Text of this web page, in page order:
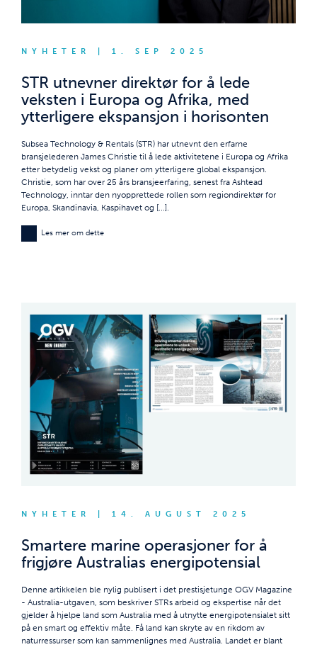
NYHETER | 1. SEP 2025
STR utnevner direktør for å lede
veksten i Europa og Afrika, med
ytterligere ekspansjon i horisonten
Subsea Technology & Rentals (STR) har utnevnt den erfarne
bransjelederen James Christie til å lede aktivitetene i Europa og Afrika
etter betydelig vekst og planer om ytterligere global ekspansjon.
Christie, som har over 25 års bransjeerfaring, senest fra Ashtead
Technology, inntar den nyopprettede rollen som regiondirektør for
Europa, Skandinavia, Kaspihavet og [...].
Les mer om dette
NYHETER | 14. AUGUST 2025
Smartere marine operasjoner for å
frigjøre Australias energipotensial
Denne artikkelen ble nylig publisert i det prestisjetunge OGV Magazine
- Australia-utgaven, som beskriver STRs arbeid og ekspertise når det
gjelder å hjelpe land som Australia med å utnytte energipotensialet sitt
på en smart og effektiv måte. Få land kan skryte av en rikdom av
naturressurser som kan sammenlignes med Australia. Landet er blant